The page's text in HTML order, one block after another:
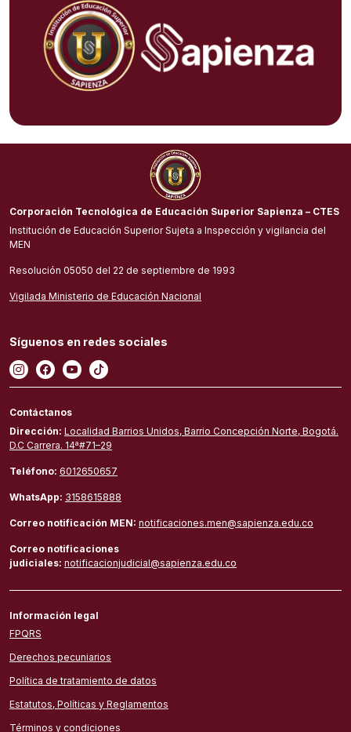
Corporación Tecnológica de Educación Superior Sapienza – CTES
Institución de Educación Superior Sujeta a Inspección y vigilancia del
MEN
Resolución 05050 del 22 de septiembre de 1993
Vigilada Ministerio de Educación Nacional
Síguenos en redes sociales
Contáctanos
Dirección: Localidad Barrios Unidos, Barrio Concepción Norte, Bogotá.
D.C Carrera. 14ª#71–29
Teléfono: 6012650657
WhatsApp: 3158615888
Correo notificación MEN: notificaciones.men@sapienza.edu.co
Correo notificaciones
judiciales: notificacionjudicial@sapienza.edu.co
Información legal
FPQRS
Derechos pecuniarios
Política de tratamiento de datos
Estatutos, Políticas y Reglamentos
Términos y condiciones